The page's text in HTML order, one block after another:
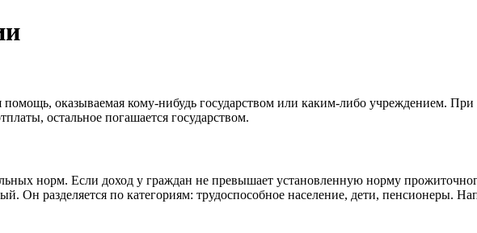
оказываемая кому-нибудь государством или каким-либо учреждением.
остальное погашается государством.
норм. Если доход у граждан не превышает установленную норму
Он разделяется по категориям: трудоспособное население, дети, пенсионеры.